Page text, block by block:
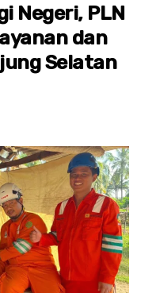
Negeri, PLN
dan
Selatan